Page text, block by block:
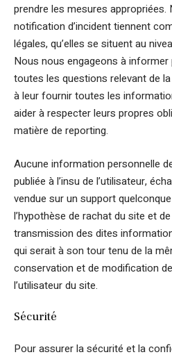
prendre les mesures appropriées.
notification d’incident tiennent
légales, qu’elles se situent au
Nous nous engageons à
toutes les questions relevant de
à leur fournir toutes les
aider à respecter leurs propres
matière de reporting.
Aucune information personnelle
publiée à l’insu de l’utilisateur,
vendue sur un support
l’hypothèse de rachat du site et
transmission des dites
qui serait à son tour tenu de la
conservation et de modification
l’utilisateur du site.
Sécurité
Pour assurer la sécurité et la